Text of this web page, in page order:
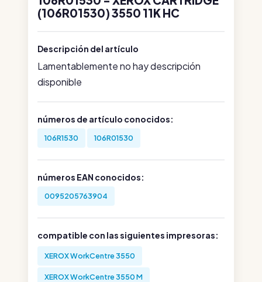
(106R01530) 3550 11K HC
Descripción del artículo
Lamentablemente no hay descripción
disponible
números de artículo conocidos:
106R1530 106R01530
números EAN conocidos:
0095205763904
compatible con las siguientes impresoras:
XEROX WorkCentre 3550
XEROX WorkCentre 3550 M